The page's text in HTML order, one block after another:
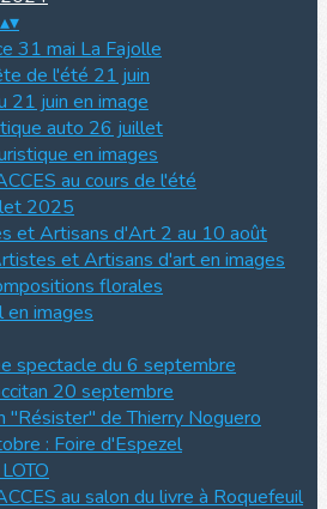
▴▾
31 mai La Fajolle
de l'été 21 juin
21 juin en image
auto 26 juillet
en images
au cours de l'été
2025
et Artisans d'Art 2 au 10 août
et Artisans d'art en images
florales
images
spectacle du 6 septembre
20 septembre
"Résister" de Thierry Noguero
: Foire d'Espezel
au salon du livre à Roquefeuil